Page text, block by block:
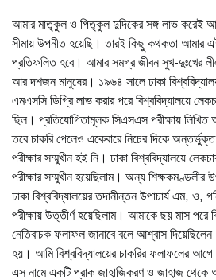
আমার মাতৃকুল ও পিতৃকুল দুদিকের সঙ্গ লাভ করেই
সীমায় উপনীত হয়েছি। তারই কিছু কথকতা আমার
প্রতিফলিত হবে। আমার সমগ্র জীবন সুখ-দুঃখের
আর দশজন মানুষের। ১৯৬৪ সালে ঢাকা
এমএসসি ডিগ্রি লাভ করার পরে বিশ্ববিদ্যালয়ে
ছিল। প্রতিযোগিতামূলক সিএসএস পরীক্ষায় লিখিত
তবে চাকরি পেলেও একেবারে নিচের দিকে
পরীক্ষার সম্মুখীন হই নি। ঢাকা বিশ্ববিদ্যালয়ে
পরীক্ষার সম্মুখীন হয়েছিলাম। অন্য শিক্ষকমণ্ডলীর
ঢাকা বিশ্ববিদ্যালয়ের তদানীন্তন উপাচার্য এম,
পরীক্ষায় উত্তীর্ণ হয়েছিলাম। আমাকে ছয় মাস পরে
নেতিবাচক ফলাফল জানাবে বলে আশ্বাস
হয়। আমি বিশ্ববিদ্যালয়ের চাকরির ফলাফলের
এস নামে একটি প্রাক জাহাজিকরণ ও জাহাজ থেকে